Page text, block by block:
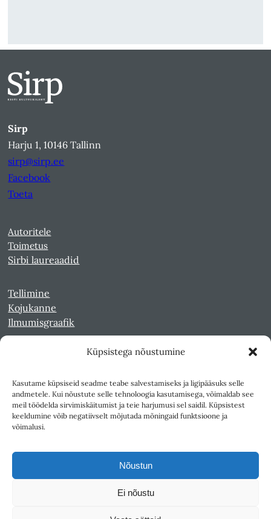
Küpsistega nõustumine
Kasutame küpsiseid seadme teabe salvestamiseks ja ligipääsuks selle
andmetele. Kui nõustute selle tehnoloogia kasutamisega, võimaldab see
meil töödelda sirvimiskäitumist ja teie harjumusi sel saidil. Küpsistest
keeldumine võib negatiivselt mõjutada mõningaid funktsioone ja
võimalusi.
Nõustun
Ei nõustu
Sirp
Harju 1, 10146 Tallinn
sirp@sirp.ee
Facebook
Toeta
Autoritele
Toimetus
Sirbi laureaadid
Tellimine
Kojukanne
Ilmumisgraafik
Kultuurileht 1994-1997
Reede 1989-1990
Sirp ja Vasar 1940-1989
Teksti- ja andmekaeve